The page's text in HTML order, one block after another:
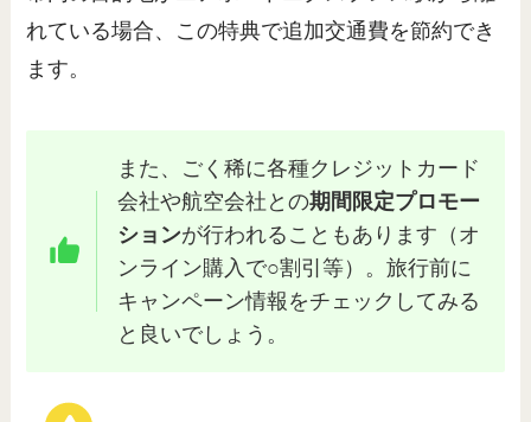
れている場合、この特典で追加交通費を節約でき
ます。
また、ごく稀に各種クレジットカード
会社や航空会社との期間限定プロモー
ションが行われることもあります（オ
ンライン購入で○割引等）。旅行前に
キャンペーン情報をチェックしてみる
と良いでしょう。